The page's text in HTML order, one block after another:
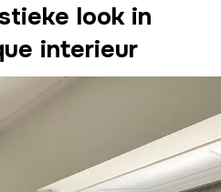
look in
interieur